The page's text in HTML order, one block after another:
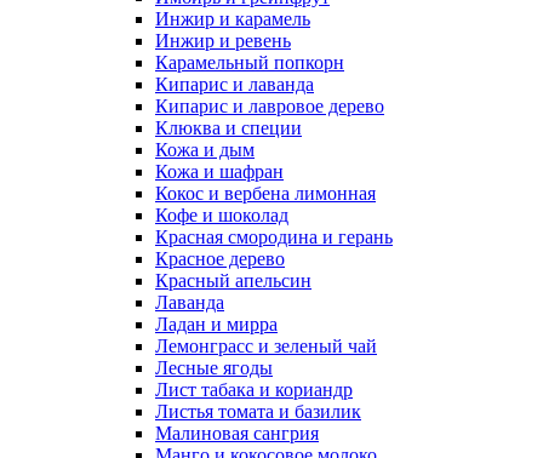
Инжир и карамель
Инжир и ревень
Карамельный попкорн
Кипарис и лаванда
Кипарис и лавровое дерево
Клюква и специи
Кожа и дым
Кожа и шафран
Кокос и вербена лимонная
Кофе и шоколад
Красная смородина и герань
Красное дерево
Красный апельсин
Лаванда
Ладан и мирра
Лемонграсс и зеленый чай
Лесные ягоды
Лист табака и кориандр
Листья томата и базилик
Малиновая сангрия